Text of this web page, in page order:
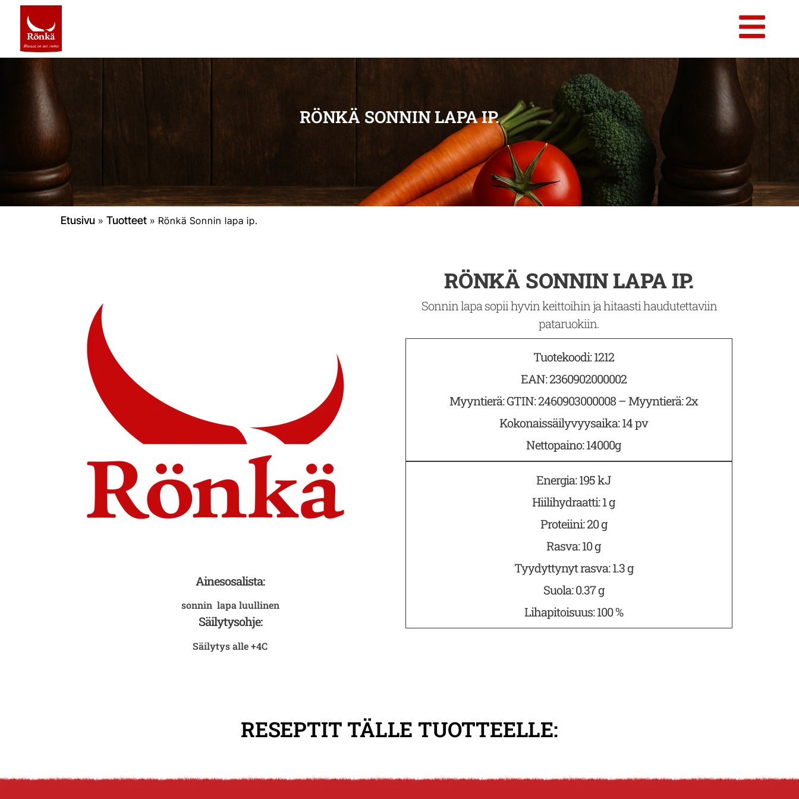
RÖNKÄ SONNIN LAPA IP.
Etusivu » Tuotteet » Rönkä Sonnin lapa ip.
Ainesosalista:
sonnin lapa luullinen
Säilytysohje:
Säilytys alle +4C
RÖNKÄ SONNIN LAPA IP.
Sonnin lapa sopii hyvin keittoihin ja hitaasti haudutettaviin
pataruokiin.
Tuotekoodi: 1212
EAN: 2360902000002
Myyntierä: GTIN: 2460903000008 – Myyntierä: 2x
Kokonaissäilyvyysaika: 14 pv
Nettopaino: 14000g
Energia: 195 kJ
Hiilihydraatti: 1 g
Proteiini: 20 g
Rasva: 10 g
Tyydyttynyt rasva: 1.3 g
Suola: 0.37 g
Lihapitoisuus: 100 %
RESEPTIT TÄLLE TUOTTEELLE: